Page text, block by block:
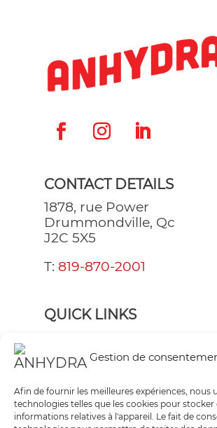
Gestion de
Afin de fournir les meilleures expériences, nous
technologies telles que les cookies pour stocker
informations relatives à l'appareil. Le fait de
CONTACT DETAILS
1878, rue Power
Drummondville, Qc
J2C 5X5
T: 819-870-2001
QUICK LINKS
FRUITS DÉSHYDRATÉS
PRODUITS EN LIGNE
CONTACTEZ-NOUS